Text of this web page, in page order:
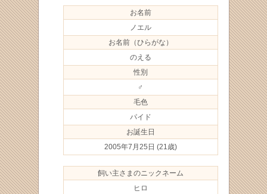
お名前
ノエル
お名前（ひらがな）
のえる
性別
♂
毛色
パイド
お誕生日
2005年7月25日 (21歳)
飼い主さまのニックネーム
ヒロ